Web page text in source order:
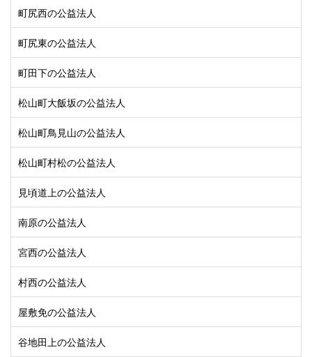
町尻西の公益法人
町尻東の公益法人
町田下の公益法人
松山町大飯坂の公益法人
松山町鳥見山の公益法人
松山町村松の公益法人
見頃道上の公益法人
南原の公益法人
宮西の公益法人
村西の公益法人
屋敷免の公益法人
谷地田上の公益法人